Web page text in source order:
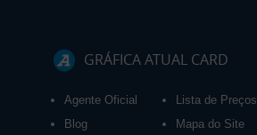
GRÁFICA ATUAL CARD
Agente Oficial
Blog
Lista de Preços
Mapa do Site